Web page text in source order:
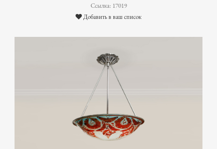
Ссылка: 17019
Добавить в ваш список